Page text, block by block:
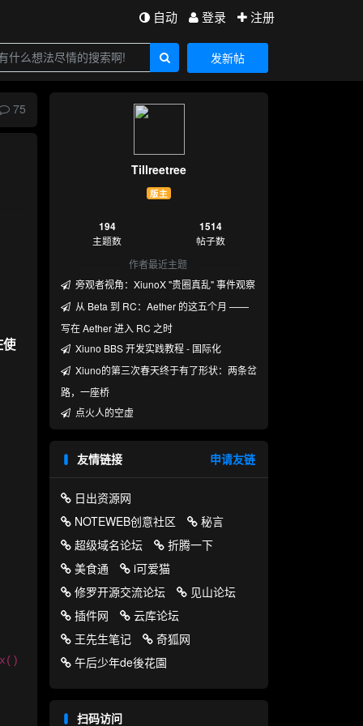
自动 登录 注册
发新帖
75
Tillreetree
版主
194
主题数
1514
帖子数
作者最近主题
旁观者视角：XiunoX "贵圈真乱" 事件观察
从 Beta 到 RC：Aether 的这五个月 ——
写在 Aether 进入 RC 之时
Xiuno BBS 开发实践教程 - 国际化
Xiuno的第三次春天终于有了形状：两条岔
路，一座桥
点火人的空虚
友情链接 申请友链
日出资源网
NOTEWEB创意社区
秘言
超级域名论坛
折腾一下
美食通
i可爱猫
修罗开源交流论坛
见山论坛
插件网
云库论坛
王先生笔记
奇狐网
午后少年de後花園
扫码访问